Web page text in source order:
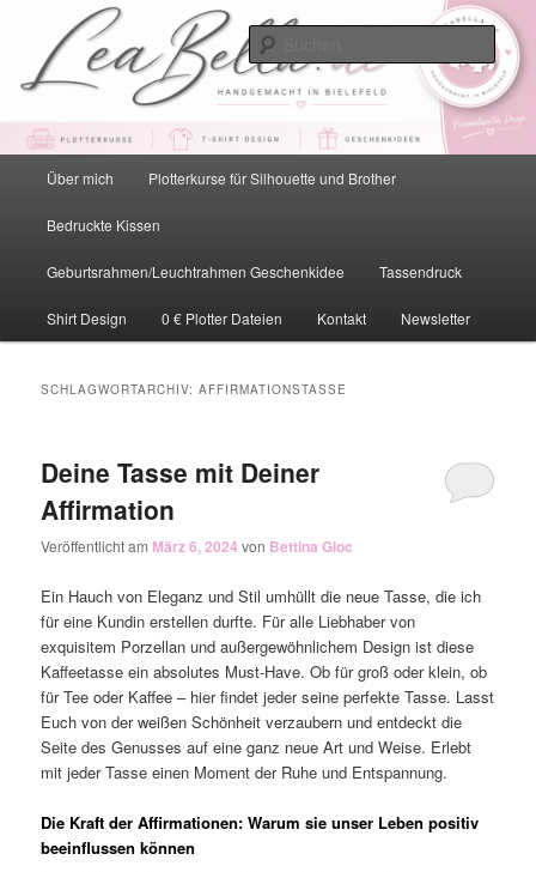
primären
springen
sekundären
springenLeaBella.de – Handgemacht in
Bielefeld
HauptmenüÜber mich Plotterkurse für Silhouette und Brother
Bedruckte Kissen
Geburtsrahmen/Leuchtrahmen Geschenkidee Tassendruck
Shirt Design 0 € Plotter Dateien Kontakt Newsletter
SCHLAGWORTARCHIV:AFFIRMATIONSTASSE
Deine Tasse mit Deiner
Affirmation
Veröffentlicht am März 6, 2024 von Bettina Gloc
Ein Hauch von Eleganz und Stil umhüllt die neue Tasse, die ich
für eine Kundin erstellen durfte. Für alle Liebhaber von
exquisitem Porzellan und außergewöhnlichem Design ist diese
Kaffeetasse ein absolutes Must-Have. Ob für groß oder klein, ob
für Tee oder Kaffee – hier findet jeder seine perfekte Tasse. Lasst
Euch von der weißen Schönheit verzaubern und entdeckt die
Seite des Genusses auf eine ganz neue Art und Weise. Erlebt
mit jeder Tasse einen Moment der Ruhe und Entspannung.
Die Kraft der Affirmationen: Warum sie unser Leben positiv
beeinflussen können